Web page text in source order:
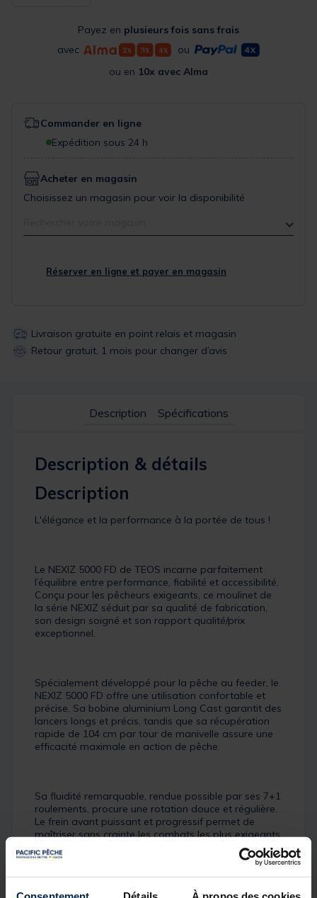
Payez en plusieurs fois sans frais
avec
ou
ou en 10x avec Alma
Commander en ligne
Expédition sous 24 h
Acheter en magasin
Choisissez un magasin pour voir la disponibilité
Réserver en ligne et payer en magasin
Livraison gratuite en point relais et magasin
Retour gratuit, 1 mois pour changer d’avis
Description Spécifications
Description & détails
Description
L'élégance et la performance à la portée de tous !
Le NEXIZ 5000 FD de TEOS incarne parfaitement
l’équilibre entre performance, fiabilité et accessibilité.
Conçu pour les pêcheurs exigeants, ce moulinet de
la série NEXIZ séduit par sa qualité de fabrication,
son design soigné et son rapport qualité/prix
exceptionnel.
Spécialement développé pour la pêche au feeder, le
NEXIZ 5000 FD offre une utilisation confortable et
précise. Sa bobine aluminium Long Cast garantit des
lancers longs et précis, tandis que sa récupération
rapide de 104 cm par tour de manivelle assure une
efficacité maximale en action de pêche.
Sa fluidité remarquable, rendue possible par ses 7+1
roulements, procure une rotation douce et régulière.
Le frein avant puissant et progressif permet de
maîtriser sans crainte les combats les plus exigeants
avec les gros poissons. Les deux line-clips ronds en
métal offrent quant à eux une précision optimale